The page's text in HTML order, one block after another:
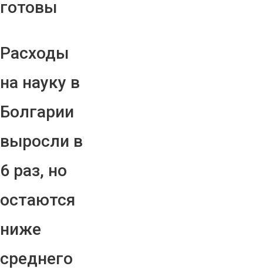
готовы
Расходы
на науку в
Болгарии
выросли в
6 раз, но
остаются
ниже
среднего